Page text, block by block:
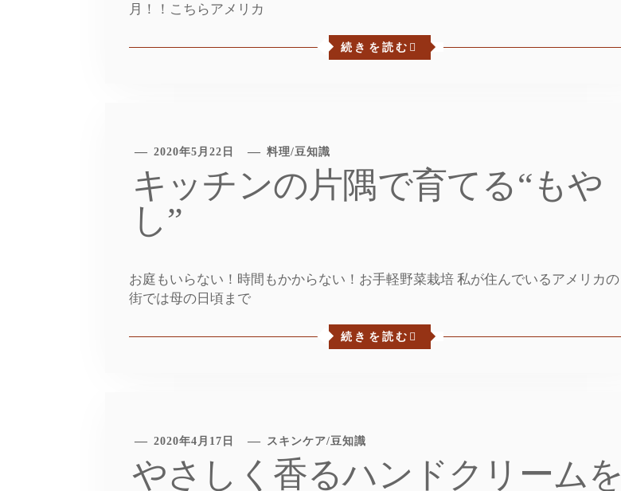
月！！こちらアメリカ
続きを読む
2020年5月22日 料理/ 豆知識
キッチンの片隅で育てる“もや
し”
お庭もいらない！時間もかからない！お手軽野菜栽培 私が住んでいるアメリカの
街では母の日頃まで
続きを読む
2020年4月17日 スキンケア/ 豆知識
やさしく香るハンドクリームを